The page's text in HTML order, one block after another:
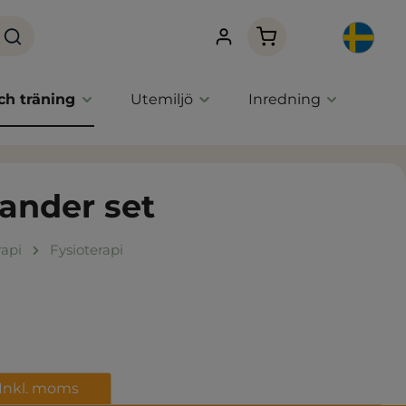
Varukorgen
träning Utemiljö Inredning
set
Fysioterapi
Inkl. moms